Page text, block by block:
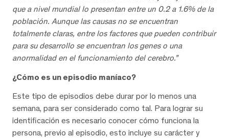
que a nivel mundial lo presentan entre un 0.2 a 1.6% de la
población. Aunque las causas no se encuentran
totalmente claras, entre los factores que pueden contribuir
para su desarrollo se encuentran los genes o una
anormalidad en el funcionamiento del cerebro.”
¿Cómo es un episodio maníaco?
Este tipo de episodios debe durar por lo menos una
semana, para ser considerado como tal. Para lograr su
identificación es necesario conocer cómo funciona la
persona, previo al episodio, esto incluye su carácter y